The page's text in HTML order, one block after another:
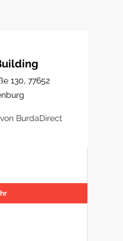
130, 77652
BurdaDirect